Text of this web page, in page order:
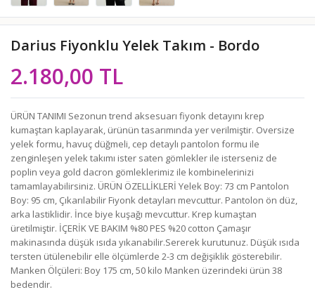
Darius Fiyonklu Yelek Takım - Bordo
2.180,00 TL
ÜRÜN TANIMI Sezonun trend aksesuarı fiyonk detayını krep
kumaştan kaplayarak, ürünün tasarımında yer verilmiştir. Oversize
yelek formu, havuç düğmeli, cep detaylı pantolon formu ile
zenginleşen yelek takımı ister saten gömlekler ile isterseniz de
poplin veya gold dacron gömleklerimiz ile kombinelerinizi
tamamlayabilirsiniz. ÜRÜN ÖZELLİKLERİ Yelek Boy: 73 cm Pantolon
Boy: 95 cm, Çıkarılabilir Fiyonk detayları mevcuttur. Pantolon ön düz,
arka lastiklidir. İnce biye kuşağı mevcuttur. Krep kumaştan
üretilmiştir. İÇERİK VE BAKIM %80 PES %20 cotton Çamaşır
makinasında düşük ısıda yıkanabilir.Sererek kurutunuz. Düşük ısıda
tersten ütülenebilir elle ölçümlerde 2-3 cm değişiklik gösterebilir.
Manken Ölçüleri: Boy 175 cm, 50 kilo Manken üzerindeki ürün 38
bedendir.